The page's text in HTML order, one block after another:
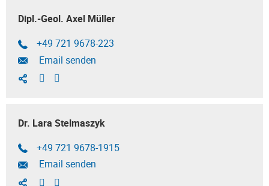
Dipl.-Geol. Axel Müller
+49 721 9678-223
Email senden
Dr. Lara Stelmaszyk
+49 721 9678-1915
Email senden